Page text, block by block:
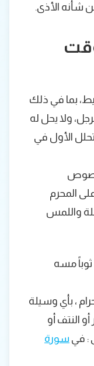
شأنه الأذى.
بما في ذلك
ولا يحل له
الأول في
نصوص
المحرم
واللمس
ثوباً مسه
، بأي وسيلة
أو النتف أو
: في سورة